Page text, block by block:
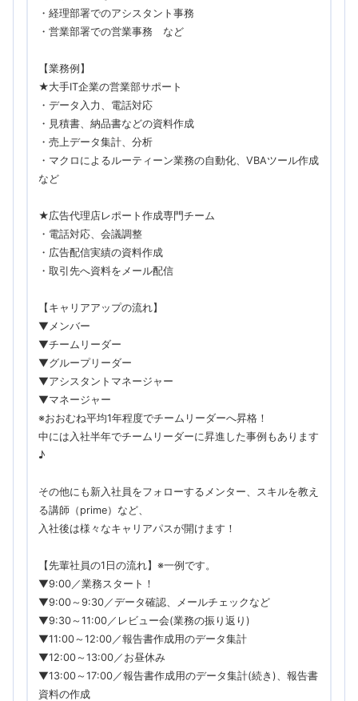
・経理部署でのアシスタント事務
・営業部署での営業事務 など
【業務例】
★大手IT企業の営業部サポート
・データ入力、電話対応
・見積書、納品書などの資料作成
・売上データ集計、分析
・マクロによるルーティーン業務の自動化、VBAツール作成
など
★広告代理店レポート作成専門チーム
・電話対応、会議調整
・広告配信実績の資料作成
・取引先へ資料をメール配信
【キャリアアップの流れ】
▼メンバー
▼チームリーダー
▼グループリーダー
▼アシスタントマネージャー
▼マネージャー
※おおむね平均1年程度でチームリーダーへ昇格！
中には入社半年でチームリーダーに昇進した事例もあります
♪
その他にも新入社員をフォローするメンター、スキルを教え
る講師（prime）など、
入社後は様々なキャリアパスが開けます！
【先輩社員の1日の流れ】※一例です。
▼9:00／業務スタート！
▼9:00～9:30／データ確認、メールチェックなど
▼9:30～11:00／レビュー会(業務の振り返り)
▼11:00～12:00／報告書作成用のデータ集計
▼12:00～13:00／お昼休み
▼13:00～17:00／報告書作成用のデータ集計(続き)、報告書
資料の作成